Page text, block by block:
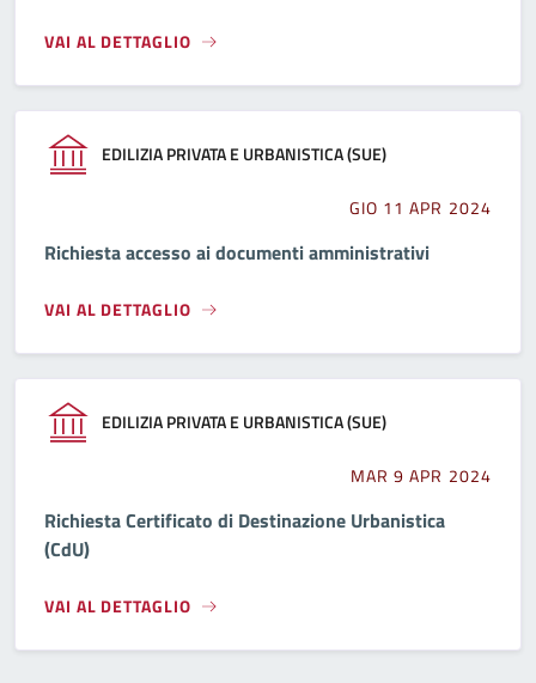
VAI AL DETTAGLIO
EDILIZIA PRIVATA E URBANISTICA (SUE)
GIO 11 APR 2024
Richiesta accesso ai documenti amministrativi
VAI AL DETTAGLIO
EDILIZIA PRIVATA E URBANISTICA (SUE)
MAR 9 APR 2024
Richiesta Certificato di Destinazione Urbanistica
(CdU)
VAI AL DETTAGLIO